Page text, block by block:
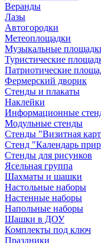
Веранды
Лазы
Автогородки
Метеоплощадки
Музыкальные
Туристические
Патриотические
Фермерский дворик
Стенды и плакаты
Наклейки
Информационные
Модульные стенды
Стенды "Визитная
Стенд "Календарь
Стенды для рисунков
Ясельная группа
Шахматы и шашки
Настольные наборы
Настенные наборы
Напольные наборы
Шашки в ДОУ
Комплекты под ключ
Праздники